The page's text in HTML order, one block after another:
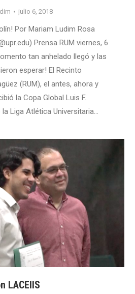
julio 6, 2018
Por Mariam Ludim Rosa
Prensa RUM viernes, 6
tan anhelado llegó y las
esperar! El Recinto
(RUM), el antes, ahora y
la Copa Global Luis F.
Liga Atlética Universitaria…
LACEIIS